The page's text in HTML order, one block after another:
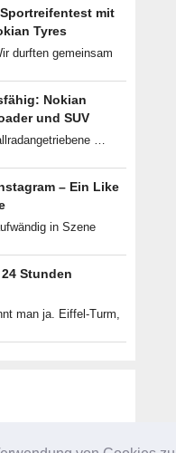
mit
Tyres
durften gemeinsam
Nokian
und SUV
…
– Ein Like
in Szene
Stunden
man ja. Eiffel-Turm,